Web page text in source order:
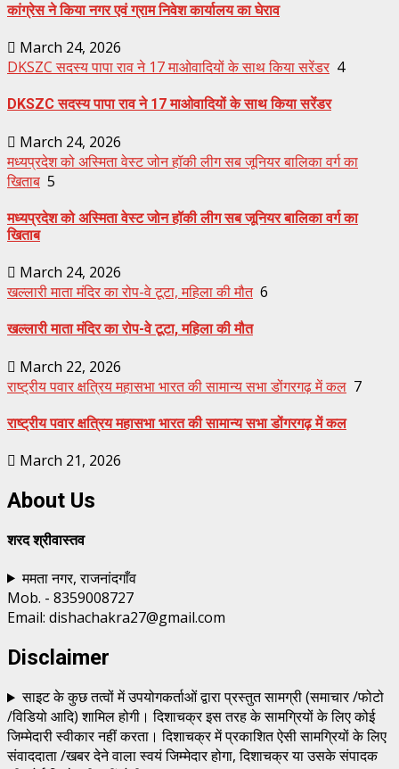
कांग्रेस ने किया नगर एवं ग्राम निवेश कार्यालय का घेराव
March 24, 2026
DKSZC सदस्य पापा राव ने 17 माओवादियों के साथ किया सरेंडर 4
DKSZC सदस्य पापा राव ने 17 माओवादियों के साथ किया सरेंडर
March 24, 2026
मध्यप्रदेश को अस्मिता वेस्ट जोन हॉकी लीग सब जूनियर बालिका वर्ग का
खिताब 5
मध्यप्रदेश को अस्मिता वेस्ट जोन हॉकी लीग सब जूनियर बालिका वर्ग का
खिताब
March 24, 2026
खल्लारी माता मंदिर का रोप-वे टूटा, महिला की मौत 6
खल्लारी माता मंदिर का रोप-वे टूटा, महिला की मौत
March 22, 2026
राष्ट्रीय पवार क्षत्रिय महासभा भारत की सामान्य सभा डोंगरगढ़ में कल 7
राष्ट्रीय पवार क्षत्रिय महासभा भारत की सामान्य सभा डोंगरगढ़ में कल
March 21, 2026
About Us
शरद श्रीवास्तव
ममता नगर, राजनांदगाँव
Mob. - 8359008727
Email: dishachakra27@gmail.com
Disclaimer
साइट के कुछ तत्वों में उपयोगकर्ताओं द्वारा प्रस्तुत सामग्री (समाचार /फोटो
/विडियो आदि) शामिल होगी। दिशाचक्र इस तरह के सामग्रियों के लिए कोई
जिम्मेदारी स्वीकार नहीं करता। दिशाचक्र में प्रकाशित ऐसी सामग्रियों के लिए
संवाददाता /खबर देने वाला स्वयं जिम्मेदार होगा, दिशाचक्र या उसके संपादक